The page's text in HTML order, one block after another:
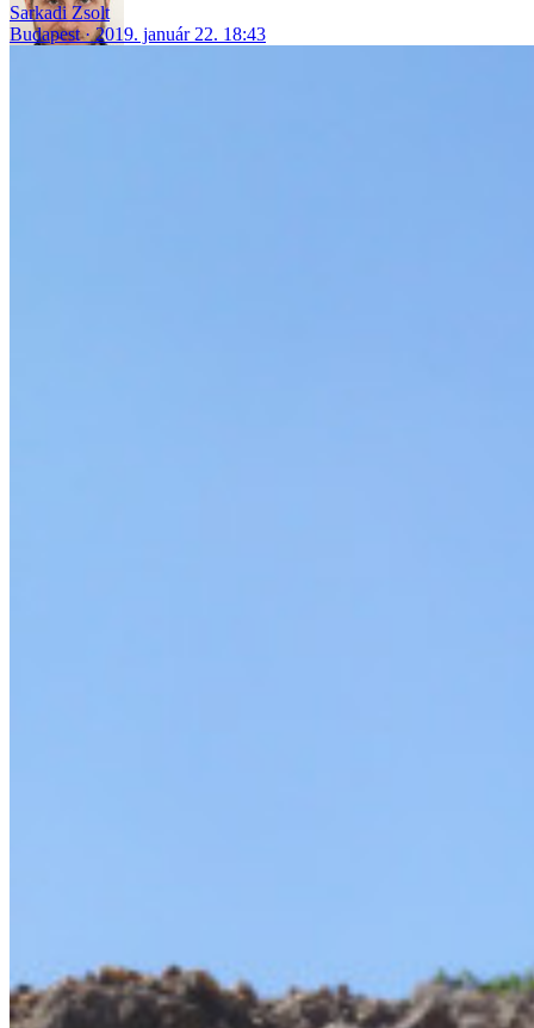
Sarkadi Zsolt
Budapest
2019. január 22. 18:43